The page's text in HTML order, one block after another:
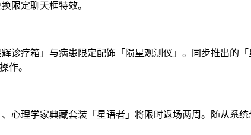
限定聊天框特效。
诊疗箱」与病患限定配饰「陨星观测仪」。同步推出的
作。
理学家典藏套装「星语者」将限时返场两周。随从系